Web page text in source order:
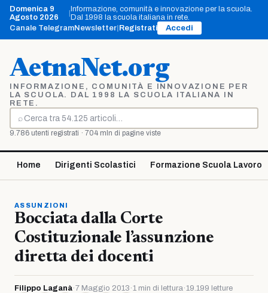
Vai
contenuto
Domenica 9
Agosto 2026
|Informazione, comunità e innovazione per la scuola.
Dal 1998 la scuola italiana in rete.
Canale TelegramNewsletter Registrati Accedi
AetnaNet.org
INFORMAZIONE, COMUNITÀ E INNOVAZIONE PER
LA SCUOLA. DAL 1998 LA SCUOLA ITALIANA IN
RETE.
⌕
Cerca
9.786 utenti registrati · 704 mln di pagine viste
Home Dirigenti Scolastici Formazione Scuola Lavoro
ASSUNZIONI
Bocciata dalla Corte
Costituzionale l’assunzione
diretta dei docenti
Filippo Laganà·7 Maggio 2013 ·1 min di lettura·19.199 letture